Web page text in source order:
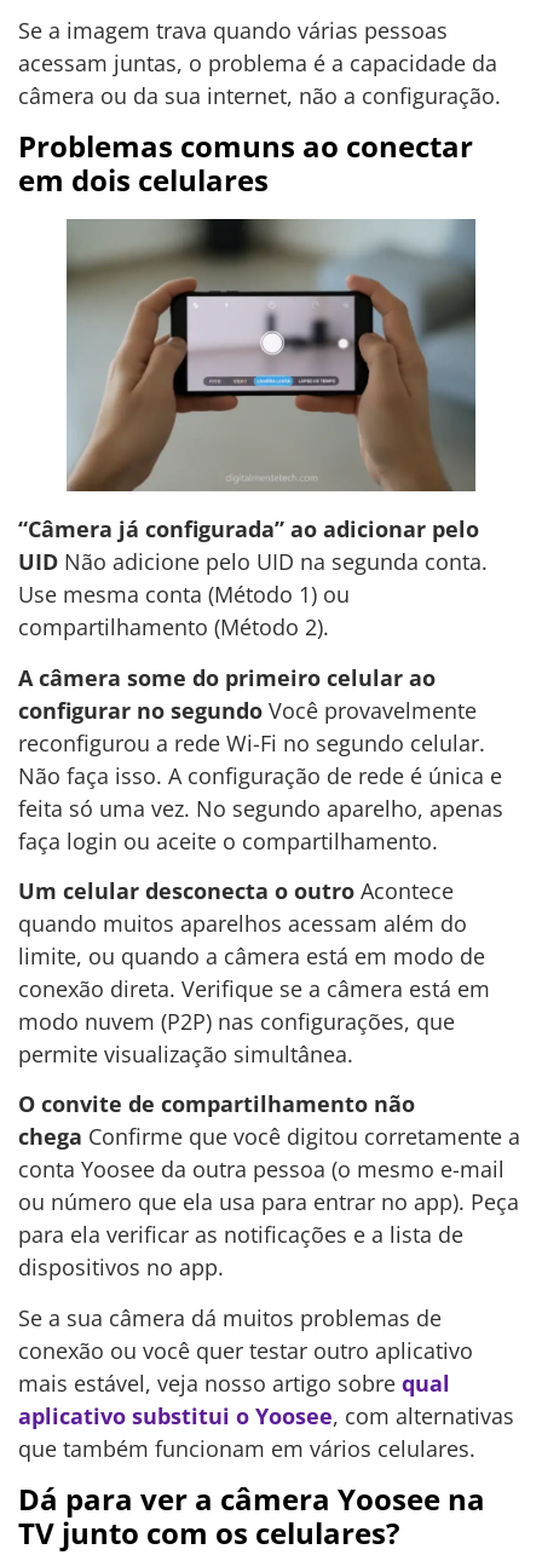
Se a imagem trava quando várias pessoas
acessam juntas, o problema é a capacidade da
câmera ou da sua internet, não a configuração.
Problemas comuns ao conectar
em dois celulares
“Câmera já configurada” ao adicionar pelo
UID Não adicione pelo UID na segunda conta.
Use mesma conta (Método 1) ou
compartilhamento (Método 2).
A câmera some do primeiro celular ao
configurar no segundo Você provavelmente
reconfigurou a rede Wi-Fi no segundo celular.
Não faça isso. A configuração de rede é única e
feita só uma vez. No segundo aparelho, apenas
faça login ou aceite o compartilhamento.
Um celular desconecta o outro Acontece
quando muitos aparelhos acessam além do
limite, ou quando a câmera está em modo de
conexão direta. Verifique se a câmera está em
modo nuvem (P2P) nas configurações, que
permite visualização simultânea.
O convite de compartilhamento não
chega Confirme que você digitou corretamente a
conta Yoosee da outra pessoa (o mesmo e-mail
ou número que ela usa para entrar no app). Peça
para ela verificar as notificações e a lista de
dispositivos no app.
Se a sua câmera dá muitos problemas de
conexão ou você quer testar outro aplicativo
mais estável, veja nosso artigo sobre qual
aplicativo substitui o Yoosee, com alternativas
que também funcionam em vários celulares.
Dá para ver a câmera Yoosee na
TV junto com os celulares?